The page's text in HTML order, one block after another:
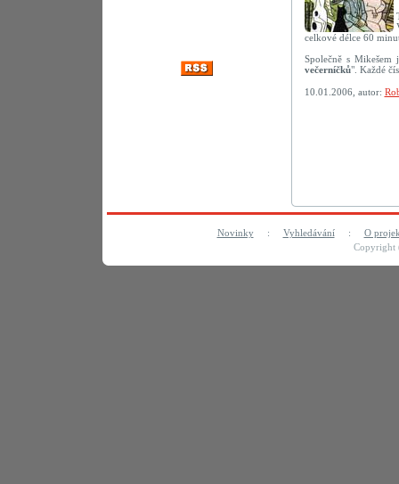
celkové délce 60
Společně s
večerníčků". Každé
10.01.2006, autor:
Novinky: Vyhledávání: O
Copyright